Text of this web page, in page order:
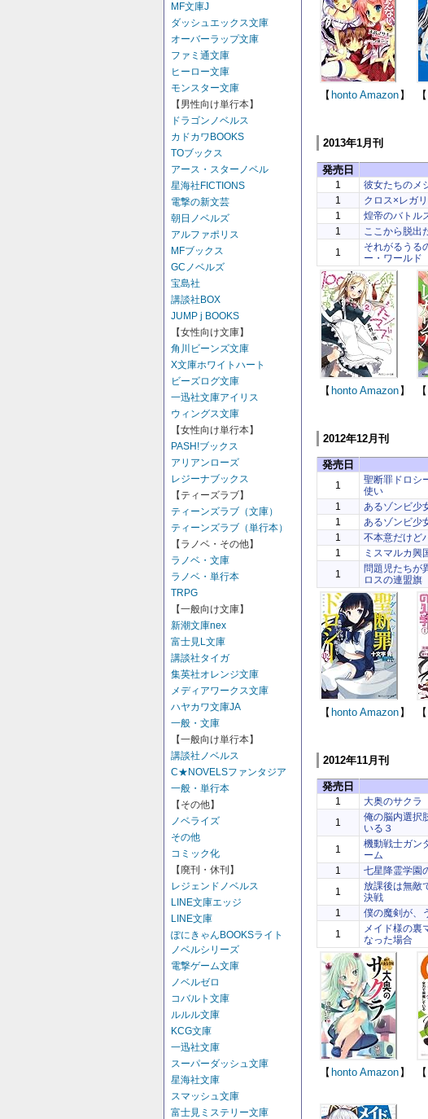
MF文庫J
ダッシュエックス文庫
オーバーラップ文庫
ファミ通文庫
ヒーロー文庫
モンスター文庫
【男性向け単行本】
ドラゴンノベルス
カドカワBOOKS
TOブックス
アース・スターノベル
星海社FICTIONS
電撃の新文芸
朝日ノベルズ
アルファポリス
MFブックス
GCノベルズ
宝島社
講談社BOX
JUMP j BOOKS
【女性向け文庫】
角川ビーンズ文庫
X文庫ホワイトハート
ビーズログ文庫
一迅社文庫アイリス
ウィングス文庫
【女性向け単行本】
PASH!ブックス
アリアンローズ
レジーナブックス
【ティーズラブ】
ティーンズラブ（文庫）
ティーンズラブ（単行本）
【ラノベ・その他】
ラノベ・文庫
ラノベ・単行本
TRPG
【一般向け文庫】
新潮文庫nex
富士見L文庫
講談社タイガ
集英社オレンジ文庫
メディアワークス文庫
ハヤカワ文庫JA
一般・文庫
【一般向け単行本】
講談社ノベルス
C★NOVELSファンタジア
一般・単行本
【その他】
ノベライズ
その他
コミック化
【廃刊・休刊】
レジェンドノベルス
LINE文庫エッジ
LINE文庫
ぽにきゃんBOOKSライト
ノベルシリーズ
電撃ゲーム文庫
ノベルゼロ
コバルト文庫
ルルル文庫
KCG文庫
一迅社文庫
スーパーダッシュ文庫
星海社文庫
スマッシュ文庫
富士見ミステリー文庫
【 honto Amazon 】 【
2013年1月刊
発売日
1 彼女たちのメ
1
クロス×レガ
1
煌帝のバトル
1
ここから脱出
1
それがるうる
ー・ワールド
【honto Amazon】 【
2012年12月刊
発売日
1
聖断罪ドロシ
使い
1
あるゾンビ少
1
あるゾンビ少
1
不本意だけど
1
ミスマルカ興
1
問題児たちが
ロスの連盟旗
【 honto Amazon 】 【
2012年11月刊
発売日
1 大奥のサクラ
1
俺の脳内選択
いる３
1
機動戦士ガン
ーム
1
七星降霊学園
1
放課後は無敵
決戦
1
僕の魔剣が、
1
メイド様の裏
なった場合
【 honto Amazon 】 【